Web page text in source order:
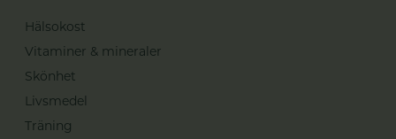
Hälsokost
Vitaminer & mineraler
Skönhet
Livsmedel
Träning